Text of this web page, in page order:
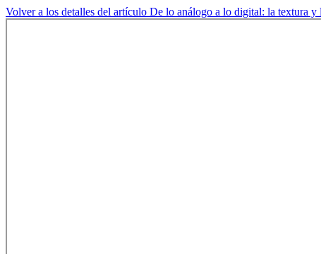
Volver a los detalles del artículo De lo análogo a lo digital: la textura y